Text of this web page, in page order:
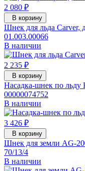
2 080 ₽
В корзину
Шнек для льда Carver,
01.003.00066
В наличии
2 235 ₽
В корзину
Насадка-шнек по
00000074752
В наличии
3 426 ₽
В корзину
Шнек для земли AG-
70/13/4
В наличии